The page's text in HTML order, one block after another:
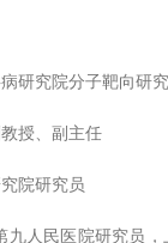
究院分子靶向研
授、副主任
院研究员
人民医院研究员，